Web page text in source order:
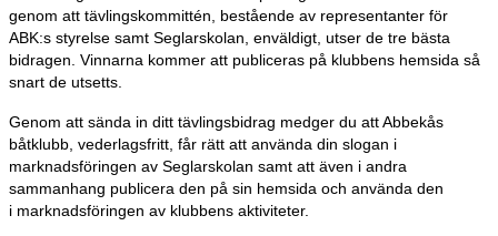
genom att tävlingskommittén, bestående av representanter för
ABK:s styrelse samt Seglarskolan, enväldigt, utser de tre bästa
bidragen. Vinnarna kommer att publiceras på klubbens hemsida så
snart de utsetts.
Genom att sända in ditt tävlingsbidrag medger du att Abbekås
båtklubb, vederlagsfritt, får rätt att använda din slogan i
marknadsföringen av Seglarskolan samt att även i andra
sammanhang publicera den på sin hemsida och använda den
i marknadsföringen av klubbens aktiviteter.